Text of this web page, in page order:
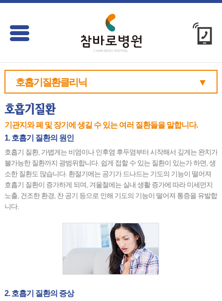
호흡기질환클리닉 ▼
기관지와 폐 및 장기에 생길 수 있는 여러 질환들을 말합니다.
1. 호흡기 질환의 원인
호흡기 질환, 가볍게는 비염이나 인후염 후두염부터 시작해서 깊게는 완치가
불가능한 질환까지 광범위합니다. 쉽게 접할 수 있는 질환이 있는가 하면, 생
소한 질환도 많습니다. 환절기에는 공기가 드나드는 기도의 기능이 떨어져
호흡기 질환이 증가하게 되며, 겨울철에는 실내 생활 증가에 따라 미세먼지
노출, 건조한 환경, 찬 공기 등으로 인해 기도의 기능이 떨어져 통증을 유발합
니다.
2. 호흡기 질환의 증상